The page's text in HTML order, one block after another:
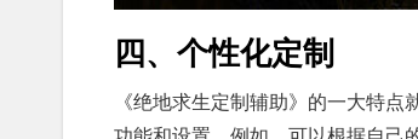
四、个性化定制
《绝地求生定制辅助》的一大特